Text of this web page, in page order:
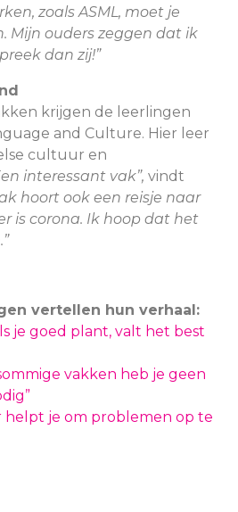
zoals ASML, moet je
Mijn ouders zeggen dat ik
dan zij!”
krijgen de leerlingen
and Culture. Hier leer
cultuur en
interessant vak”, vindt
hoort ook een reisje naar
is corona. Ik hoop dat het
vertellen hun verhaal:
je goed plant, valt het best
vakken heb je geen
helpt je om problemen op te